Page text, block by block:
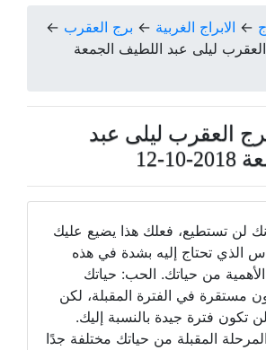
← الابراج الغربية ← برج العقرب ←
ليلى عبد اللطيف الجمعة
العقرب ليلى عبد
12
لن تستطيع، فعلك هذا يضيع عليك
الذي تحتاج إليه بشدة في هذه
من حياتك. الحب: حياتك
مستقرة في الفترة المقبلة، لكن
لن تكون فترة جيدة بالنسبة إليك.
المقبلة من حياتك مختلفة جدًا